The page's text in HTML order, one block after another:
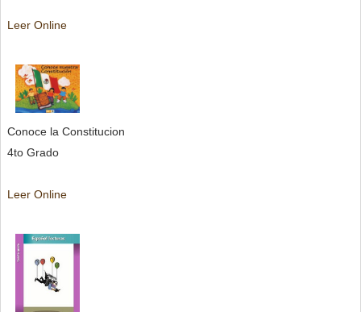
Leer Online
Conoce la Constitucion
4to Grado
Leer Online